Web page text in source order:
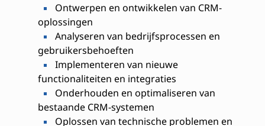
Ontwerpen en ontwikkelen van CRM-
oplossingen
Analyseren van bedrijfsprocessen en
gebruikersbehoeften
Implementeren van nieuwe
functionaliteiten en integraties
Onderhouden en optimaliseren van
bestaande CRM-systemen
Oplossen van technische problemen en